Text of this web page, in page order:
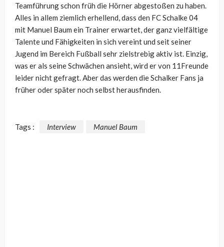
Teamführung schon früh die Hörner abgestoßen zu haben.
Alles in allem ziemlich erhellend, dass den FC Schalke 04
mit Manuel Baum ein Trainer erwartet, der ganz vielfältige
Talente und Fähigkeiten in sich vereint und seit seiner
Jugend im Bereich Fußball sehr zielstrebig aktiv ist. Einzig,
was er als seine Schwächen ansieht, wird er von 11Freunde
leider nicht gefragt. Aber das werden die Schalker Fans ja
früher oder später noch selbst herausfinden.
Tags : Interview Manuel Baum